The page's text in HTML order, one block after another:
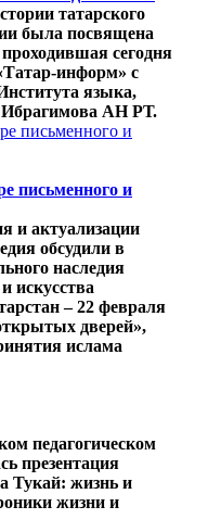
татарского
была посвящена
сегодня
информ» с
языка,
Ибрагимова АН РТ.
письменного и
и актуализации
обсудили в
наследия
искусства
– 22 февраля
дверей»,
ислама
педагогическом
презентация
Тукай: жизнь и
жизни и